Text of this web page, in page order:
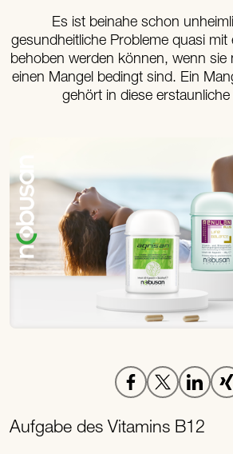
Es ist beinahe schon
gesundheitliche Probleme quasi mit
behoben werden können, wenn sie
einen Mangel bedingt sind. Ein
gehört in diese
Aufgabe des Vitamins B12